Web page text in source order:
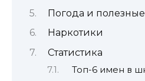
Погода и
Наркотики
Статистика
Топ-6 имен в